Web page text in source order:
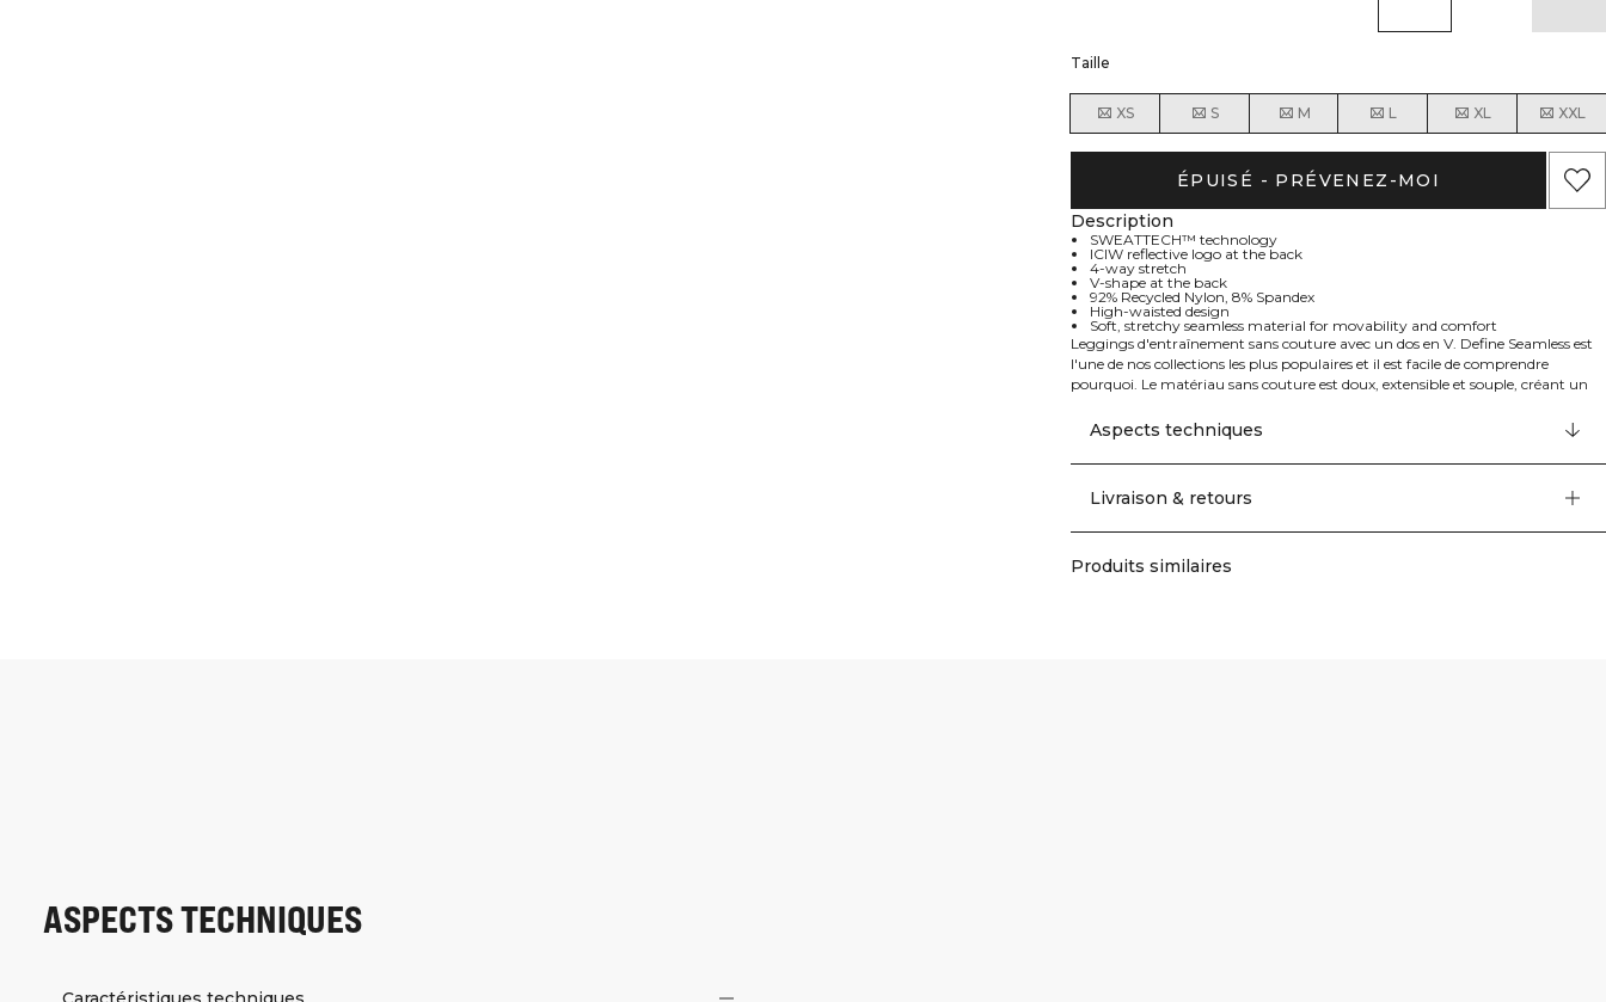
Taille
XS S M L XL XXL
ÉPUISÉ - PRÉVENEZ-MOI
Description
SWEATTECH™ technology
ICIW reflective logo at the back
4-way stretch
V-shape at the back
92% Recycled Nylon, 8% Spandex
High-waisted design
Soft, stretchy seamless material for movability and comfort
Leggings d'entraînement sans couture avec un dos en V. Define Seamless est
l'une de nos collections les plus populaires et il est facile de comprendre
pourquoi. Le matériau sans couture est doux, extensible et souple, créant un
brassières de sport et hauts dans plusieurs couleurs tendance font de Define
Seamless la gamme de vêtements d'entraînement de référence pour différents
types d'exercices. Define Seamless V-shape Tights possède, comme les autres
design, comme un logo ICIW au dos et un logo ICIW discret sur la jambe
Aspects techniques
Livraison & retours
Produits similaires
ASPECTS TECHNIQUES